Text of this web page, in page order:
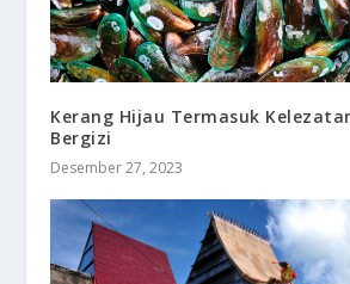
Kerang Hijau Termasuk
Bergizi
Desember 27, 2023